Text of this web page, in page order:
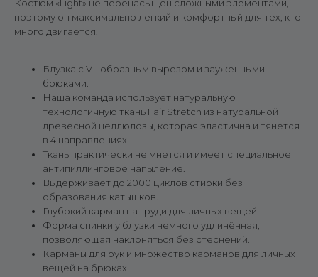
Костюм «Light» не перенасыщен сложными элементами,
поэтому он максимально легкий и комфортный для тех, кто
много двигается.
Блузка с V - образным вырезом и зауженными
брюками.
Наша команда использует натуральную
технологичную ткань Fair Stretch из натуральной
древесной целлюлозы, которая эластична и тянется
в 4 направлениях.
Ткань практически не мнется и имеет специальное
антипиллинговое напыление.
Выдерживает до 2000 циклов стирки без
образования катышков.
Глубокий карман на груди для личных вещей
Форма спинки у блузки немного удлинённая,
позволяющая наклоняться без стеснений.
Карманы для рук и множество карманов для личных
вещей на брюках